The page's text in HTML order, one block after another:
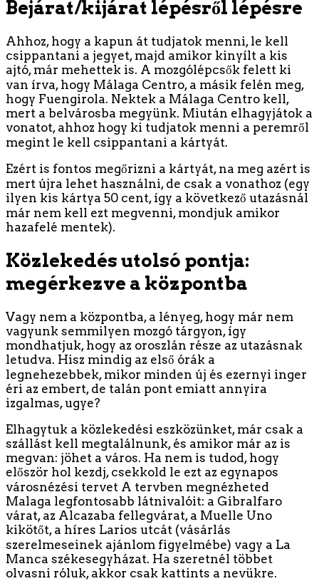
Bejárat/kijárat lépésről lépésre
Ahhoz, hogy a kapun át tudjatok menni, le kell
csippantani a jegyet, majd amikor kinyílt a kis
ajtó, már mehettek is. A mozgólépcsők felett ki
van írva, hogy Málaga Centro, a másik felén meg,
hogy Fuengirola. Nektek a Málaga Centro kell,
mert a belvárosba megyünk. Miután elhagyjátok a
vonatot, ahhoz hogy ki tudjatok menni a peremről
megint le kell csippantani a kártyát.
Ezért is fontos megőrizni a kártyát, na meg azért is
mert újra lehet használni, de csak a vonathoz (egy
ilyen kis kártya 50 cent, így a következő utazásnál
már nem kell ezt megvenni, mondjuk amikor
hazafelé mentek).
Közlekedés utolsó pontja:
megérkezve a központba
Vagy nem a központba, a lényeg, hogy már nem
vagyunk semmilyen mozgó tárgyon, így
mondhatjuk, hogy az oroszlán része az utazásnak
letudva. Hisz mindig az első órák a
legnehezebbek, mikor minden új és ezernyi inger
éri az embert, de talán pont emiatt annyira
izgalmas, ugye?
Elhagytuk a közlekedési eszközünket, már csak a
szállást kell megtalálnunk, és amikor már az is
megvan: jöhet a város. Ha nem is tudod, hogy
először hol kezdj, csekkold le ezt az egynapos
városnézési tervet A tervben megnézheted
Malaga legfontosabb látnivalóit: a Gibralfaro
várat, az Alcazaba fellegvárat, a Muelle Uno
kikötőt, a híres Larios utcát (vásárlás
szerelmeseinek ajánlom figyelmébe) vagy a La
Manca székesegyházat. Ha szeretnél többet
olvasni róluk, akkor csak kattints a nevükre.